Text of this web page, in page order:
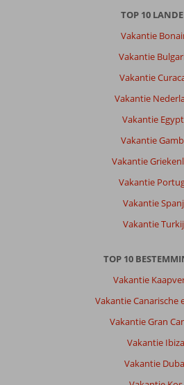
TOP 10
Vakantie
Vakantie
Vakantie
Vakantie
Vakantie
Vakantie
Vakantie
Vakantie
Vakantie
Vakantie
TOP 10
Vakantie
Vakantie Canarische
Vakantie Gran
Vakantie Ibiza
Vakantie